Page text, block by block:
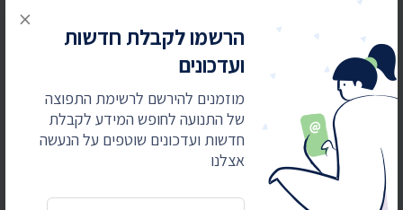
הרשמו לקבלת חדשות
ועדכונים
מוזמנים להירשם לרשימת התפוצה
של התנועה לחופש המידע לקבלת
חדשות ועדכונים שוטפים על הנעשה
אצלנו
×
הרשמו לקבלת חדשות ועדכונים
מוזמנים להירשם לרשימת התפוצה של התנועה
לחופש המידע לקבלת חדשות ועדכונים שוטפים על
הנעשה אצלנו
כתובת דואר אלקטרוני